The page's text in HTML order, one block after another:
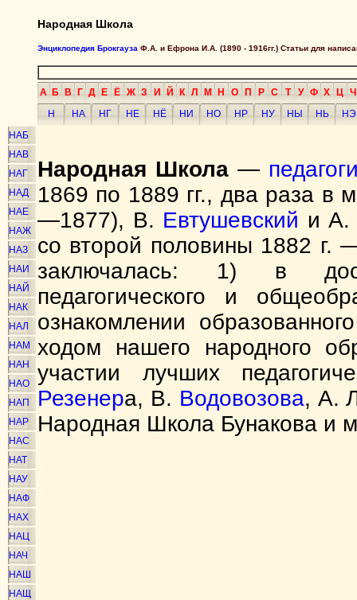
Народная Школа
Энциклопедия Брокгауза Ф.А. и Ефрона И.А. (1890 - 1916гг.) Статьи для
А Б В Г Д Е Ё Ж З И Й К Л М Н О П Р С Т У Ф Х Ц Ч
Н
НА НГ НЕ НЁ НИ НО НР НУ НЫ НЬ
НЭ
НАБ
НАВ
НАГ
НАД
НАЕ
НАЖ
НАЗ
НАИ
НАЙ
НАК
НАЛ
НАМ
НАН
НАО
НАП
НАР
НАС
НАТ
НАУ
НАФ
НАХ
НАЦ
НАЧ
НАШ
НАЩ
Народная Школа—
1869 по 1889 гг., два раза в
—1877), В. Евтушевский и
со второй половины 1882 г.
заключалась: 1) в
педагогического и
ознакомлении
ходом нашего народного
участии лучших
Резенера, В. Водовозова, А.
Народная Школа Бунакова и